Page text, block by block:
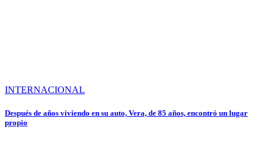
INTERNACIONAL
Después de años viviendo en su auto, Vera, de 85 años, encontró un lugar
propio